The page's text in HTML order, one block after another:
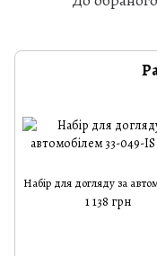
Набір для догляду за
1 138 грн